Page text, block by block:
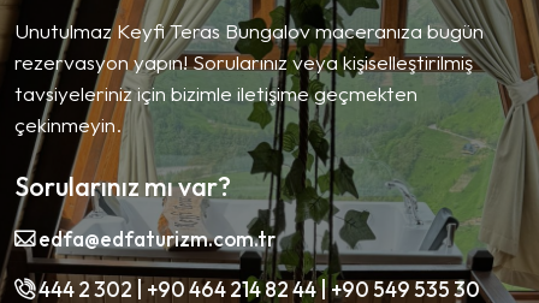
Unutulmaz Keyfi Teras Bungalov maceranıza bugün
rezervasyon yapın! Sorularınız veya kişiselleştirilmiş
tavsiyeleriniz için bizimle iletişime geçmekten
çekinmeyin.
Sorularınız mı var?
edfa@edfaturizm.com.tr
444 2 302 | +90 464 214 82 44 | +90 549 535 30